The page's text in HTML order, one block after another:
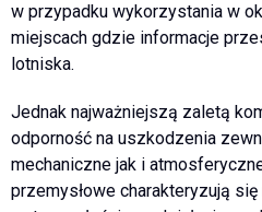
w przypadku wykorzystania w
miejscach gdzie informacje
lotniska.
Jednak najważniejszą zaletą
odporność na uszkodzenia
mechaniczne jak i
przemysłowe charakteryzują